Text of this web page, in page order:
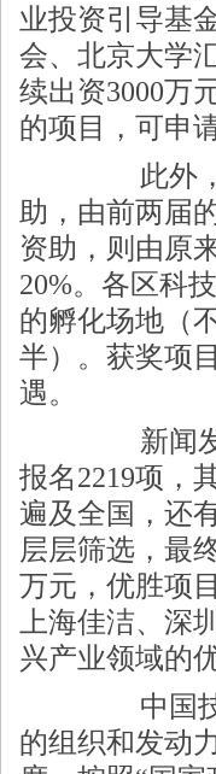
业投资引导基
会、北京大学
续出资3000万
的项目，可申
此外，企
助，由前两届
资助，则由原
20%。各区科
的孵化场地（
半）。获奖项
遇。
新闻发布
报名2219项，
遍及全国，还
层层筛选，最
万元，优胜项
上海佳洁、深
兴产业领域的
中国技术
的组织和发动